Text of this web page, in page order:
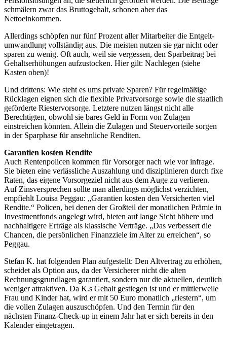
schmälern zwar das Bruttogehalt, schonen aber das
Nettoeinkommen.
Allerdings schöpfen nur fünf Prozent aller Mitarbeiter die Entgelt­
umwandlung vollständig aus. Die meisten nutzen sie gar nicht oder
sparen zu wenig. Oft auch, weil sie vergessen, den Sparbeitrag bei
Gehaltserhöhungen aufzustocken. Hier gilt: Nachlegen (siehe
Kasten oben)!
Und drittens: Wie steht es ums private Sparen? Für regelmäßige
Rücklagen eignen sich die flexible Privatvorsorge sowie die staatlich
geförderte Riestervorsorge. Letztere nutzen längst nicht alle
Berechtigten, obwohl sie bares Geld in Form von Zulagen
einstreichen könnten. Allein die Zulagen und Steuervorteile sorgen
in der Sparphase für ansehnliche Renditen.
Garantien kosten Rendite
Auch Rentenpolicen kommen für Vorsorger nach wie vor infrage.
Sie bieten eine verlässliche Auszahlung und disziplinieren durch fixe
Raten, das eigene Vorsorgeziel nicht aus dem Auge zu verlieren.
Auf Zinsversprechen sollte man allerdings möglichst verzichten,
empfiehlt Louisa Peggau: „Garantien kosten den Versicherten viel
Rendite.“ Policen, bei denen der Großteil der monatlichen Prämie in
Investmentfonds angelegt wird, bieten auf lange Sicht höhere und
nachhaltigere Erträge als klassische Verträge. „Das verbessert die
Chancen, die persönlichen Finanzziele im Alter zu erreichen“, so
Peggau.
Stefan K. hat folgenden Plan aufgestellt: Den Altvertrag zu erhöhen,
scheidet als Option aus, da der Versicherer nicht die alten
Rechnungsgrundlagen garantiert, sondern nur die aktuellen, deutlich
weniger attraktiven. Da K.s Gehalt gestiegen ist und er mittlerweile
Frau und Kinder hat, wird er mit 50 Euro monatlich „riestern“, um
die vollen Zulagen auszuschöpfen. Und den Termin für den
nächsten Finanz-Check-up in einem Jahr hat er sich bereits in den
Kalender eingetragen.